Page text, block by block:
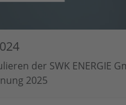
der SWK ENERGIE
2025